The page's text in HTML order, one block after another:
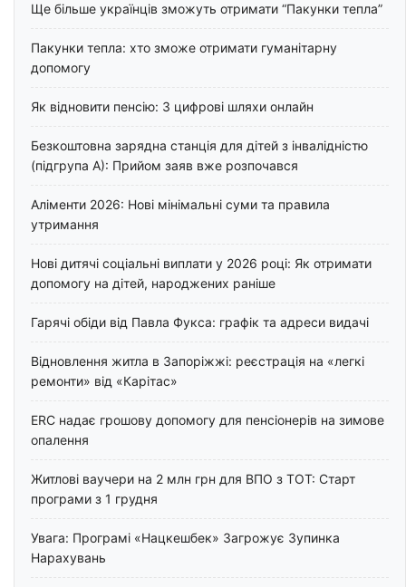
Ще більше українців зможуть отримати “Пакунки тепла”
Пакунки тепла: хто зможе отримати гуманітарну
допомогу
Як відновити пенсію: 3 цифрові шляхи онлайн
Безкоштовна зарядна станція для дітей з інвалідністю
(підгрупа А): Прийом заяв вже розпочався
Аліменти 2026: Нові мінімальні суми та правила
утримання
Нові дитячі соціальні виплати у 2026 році: Як отримати
допомогу на дітей, народжених раніше
Гарячі обіди від Павла Фукса: графік та адреси видачі
Відновлення житла в Запоріжжі: реєстрація на «легкі
ремонти» від «Карітас»
ERC надає грошову допомогу для пенсіонерів на зимове
опалення
Житлові ваучери на 2 млн грн для ВПО з ТОТ: Старт
програми з 1 грудня
Увага: Програмі «Нацкешбек» Загрожує Зупинка
Нарахувань